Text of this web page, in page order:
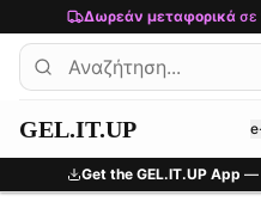
Μετάβαση στο κύριο
Δωρεάν μεταφορικάσε
GEL.IT.UP
Get the GEL.IT.UP App —